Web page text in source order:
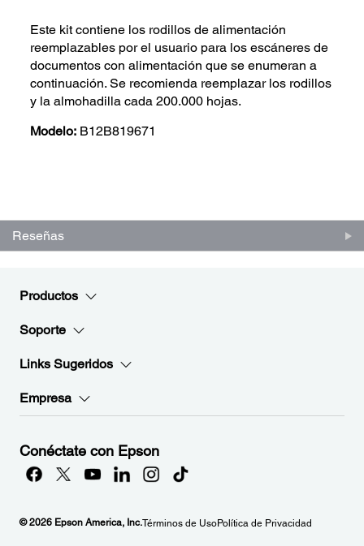
Este kit contiene los rodillos de alimentación
reemplazables por el usuario para los escáneres de
documentos con alimentación que se enumeran a
continuación. Se recomienda reemplazar los rodillos
y la almohadilla cada 200.000 hojas.
Modelo: B12B819671
Enlace
la
Reseñas
Productos
Soporte
Links Sugeridos
Empresa
Conéctate con Epson
© 2026 Epson America, Inc.Términos de UsoPolítica de Privacidad